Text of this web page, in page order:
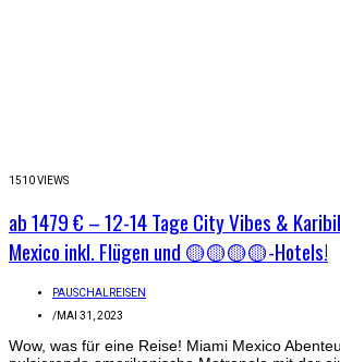
1510 VIEWS
ab 1479 € – 12-14 Tage City Vibes &
Mexico inkl. Flügen und 🟡🟡🟡🟡-Hotels!
PAUSCHALREISEN
/MAI 31, 2023
Wow, was für eine Reise! Miami Mexico